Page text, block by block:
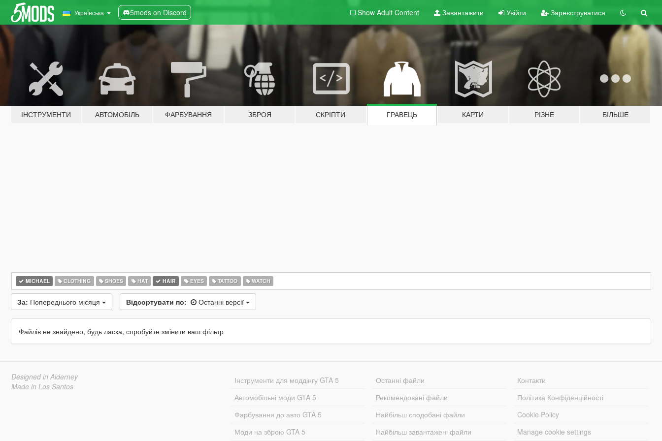
Українська 5mods on Discord Show Adult Content Завантажити Увійти Зареєструватися
ІНСТРУМЕНТИ АВТОМОБІЛЬ ФАРБУВАННЯ ЗБРОЯ СКРІПТИ ГРАВЕЦЬ КАРТИ РІЗНЕ БІЛЬШЕ
MICHAEL CLOTHING SHOES HAT HAIR EYES TATTOO WATCH
За: Попереднього місяця Відсортувати по: Останні версії
Файлів не знайдено, будь ласка, спробуйте змінити ваш фільтр
Designed in Alderney
Made in Los Santos
Інструменти для моддінгу GTA 5
Автомобільні моди GTA 5
Фарбування до авто GTA 5
Моди на зброю GTA 5
Останні файли
Рекомендовані файли
Найбільш сподобані файли
Найбільш завантажені файли
Контакти
Політика Конфіденційності
Cookie Policy
Manage cookie settings